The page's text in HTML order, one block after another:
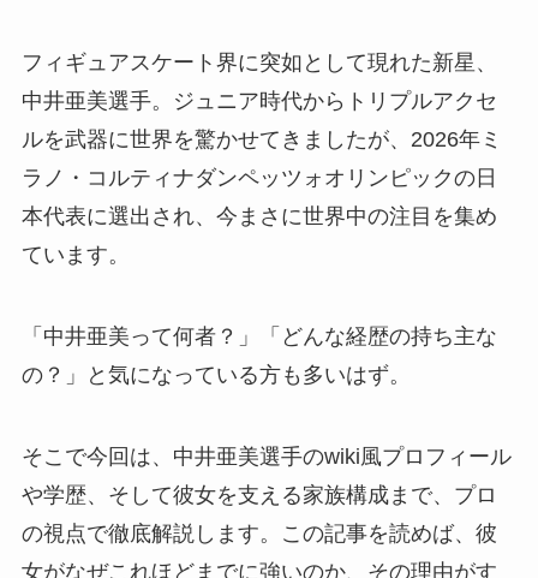
フィギュアスケート界に突如として現れた新星、
中井亜美選手。ジュニア時代からトリプルアクセ
ルを武器に世界を驚かせてきましたが、2026年ミ
ラノ・コルティナダンペッツォオリンピックの日
本代表に選出され、今まさに世界中の注目を集め
ています。
「中井亜美って何者？」「どんな経歴の持ち主な
の？」と気になっている方も多いはず。
そこで今回は、中井亜美選手のwiki風プロフィール
や学歴、そして彼女を支える家族構成まで、プロ
の視点で徹底解説します。この記事を読めば、彼
女がなぜこれほどまでに強いのか、その理由がす